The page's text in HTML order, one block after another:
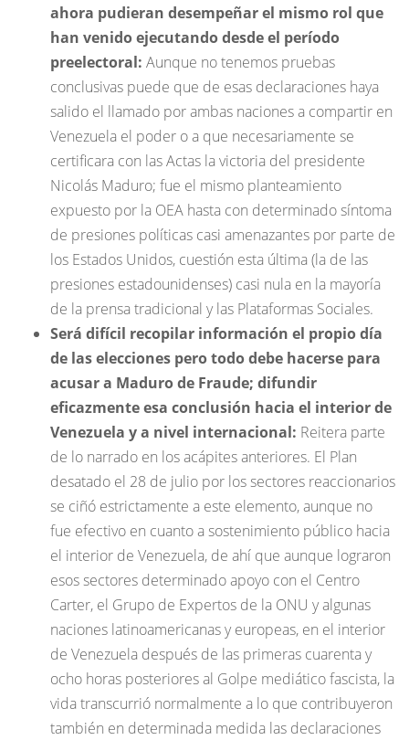
ahora pudieran desempeñar el mismo rol que
han venido ejecutando desde el período
preelectoral: Aunque no tenemos pruebas
conclusivas puede que de esas declaraciones haya
salido el llamado por ambas naciones a compartir en
Venezuela el poder o a que necesariamente se
certificara con las Actas la victoria del presidente
Nicolás Maduro; fue el mismo planteamiento
expuesto por la OEA hasta con determinado síntoma
de presiones políticas casi amenazantes por parte de
los Estados Unidos, cuestión esta última (la de las
presiones estadounidenses) casi nula en la mayoría
de la prensa tradicional y las Plataformas Sociales.
Será difícil recopilar información el propio día
de las elecciones pero todo debe hacerse para
acusar a Maduro de Fraude; difundir
eficazmente esa conclusión hacia el interior de
Venezuela y a nivel internacional: Reitera parte
de lo narrado en los acápites anteriores. El Plan
desatado el 28 de julio por los sectores reaccionarios
se ciñó estrictamente a este elemento, aunque no
fue efectivo en cuanto a sostenimiento público hacia
el interior de Venezuela, de ahí que aunque lograron
esos sectores determinado apoyo con el Centro
Carter, el Grupo de Expertos de la ONU y algunas
naciones latinoamericanas y europeas, en el interior
de Venezuela después de las primeras cuarenta y
ocho horas posteriores al Golpe mediático fascista, la
vida transcurrió normalmente a lo que contribuyeron
también en determinada medida las declaraciones